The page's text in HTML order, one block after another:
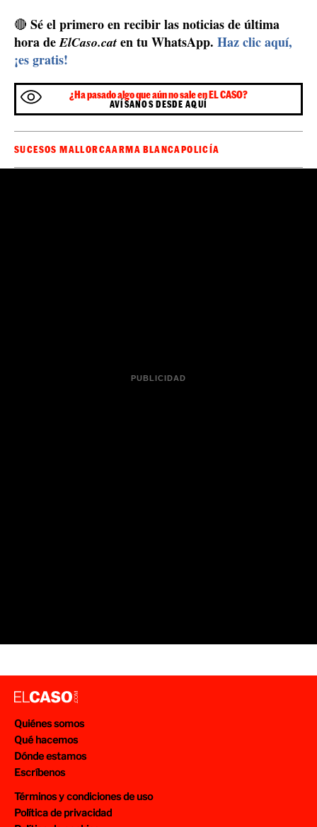
🔴 Sé el primero en recibir las noticias de última
hora deElCaso.cat en tu WhatsApp. Haz clic aquí,
¡es gratis!
¿Ha pasado algo que aún no sale en EL CASO?
AVÍSANOS DESDE AQUÍ
SUCESOS MALLORCAARMA BLANCAPOLICÍA
Quiénes somos
Qué hacemos
Dónde estamos
Escríbenos
Términos y condiciones de uso
Política de privacidad